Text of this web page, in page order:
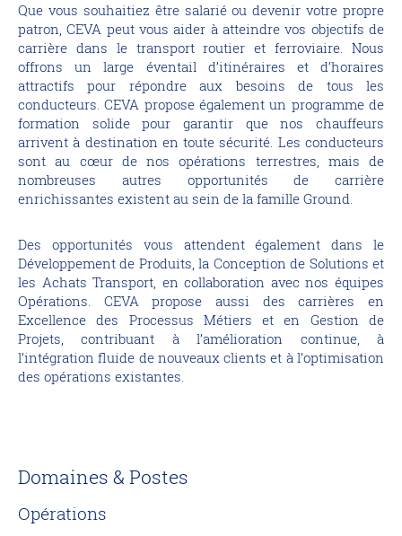
Que vous souhaitiez être salarié ou devenir votre propre
patron, CEVA peut vous aider à atteindre vos objectifs de
carrière dans le transport routier et ferroviaire. Nous
offrons un large éventail d’itinéraires et d’horaires
attractifs pour répondre aux besoins de tous les
conducteurs. CEVA propose également un programme de
formation solide pour garantir que nos chauffeurs
arrivent à destination en toute sécurité. Les conducteurs
sont au cœur de nos opérations terrestres, mais de
nombreuses autres opportunités de carrière
enrichissantes existent au sein de la famille Ground.
Des opportunités vous attendent également dans le
Développement de Produits, la Conception de Solutions et
les Achats Transport, en collaboration avec nos équipes
Opérations. CEVA propose aussi des carrières en
Excellence des Processus Métiers et en Gestion de
Projets, contribuant à l’amélioration continue, à
l’intégration fluide de nouveaux clients et à l’optimisation
des opérations existantes.
Domaines & Postes
Opérations